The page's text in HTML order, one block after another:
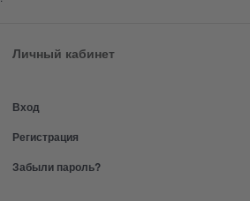
Личный кабинет
Вход
Регистрация
Забыли пароль?